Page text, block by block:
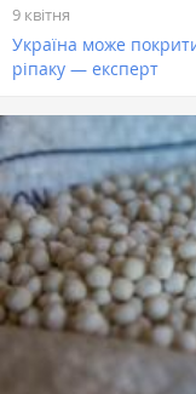
9 квітня
Україна може
ріпаку — експерт